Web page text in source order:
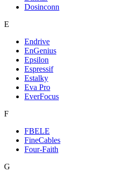
Dosinconn
E
Endrive
EnGenius
Epsilon
Espressif
Estalky
Eva Pro
EverFocus
F
FBELE
FineCables
Four-Faith
G